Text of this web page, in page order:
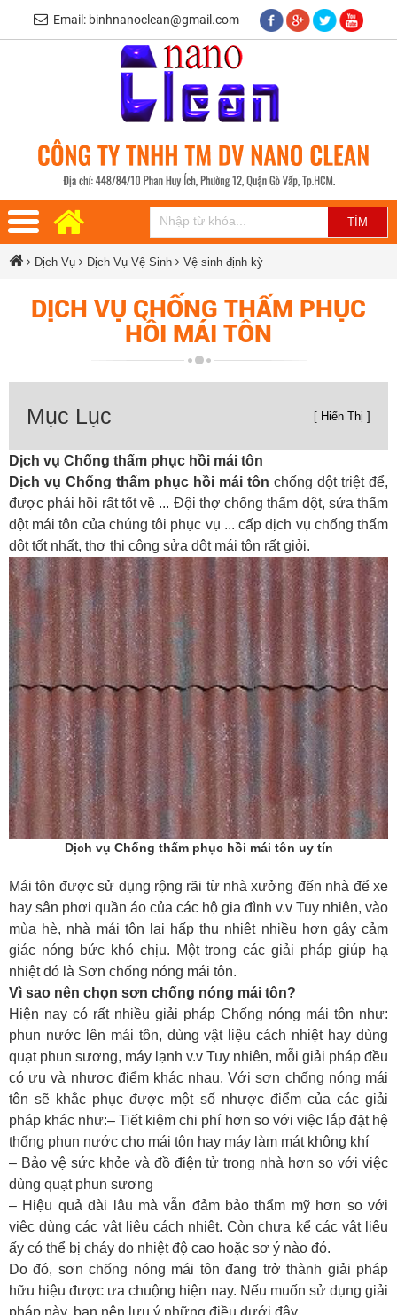
Email: binhnanoclean@gmail.com
Dịch Vụ Dịch Vụ Vệ Sinh Vệ sinh định kỳ
DỊCH VỤ CHỐNG THẤM PHỤC
HỒI MÁI TÔN
Mục Lục [ Hiển Thị ]
Dịch vụ Chống thấm phục hồi mái tôn
Dịch vụ Chống thấm phục hồi mái tôn chống dột triệt để,
được phải hồi rất tốt về ... Đội thợ chống thấm dột, sửa thấm
dột mái tôn của chúng tôi phục vụ ... cấp dịch vụ chống thấm
dột tốt nhất, thợ thi công sửa dột mái tôn rất giỏi.
Dịch vụ Chống thấm phục hồi mái tôn uy tín
Mái tôn được sử dụng rộng rãi từ nhà xưởng đến nhà để xe
hay sân phơi quần áo của các hộ gia đình v.v Tuy nhiên, vào
mùa hè, nhà mái tôn lại hấp thụ nhiệt nhiều hơn gây cảm
giác nóng bức khó chịu. Một trong các giải pháp giúp hạ
nhiệt đó là Sơn chống nóng mái tôn.
Vì sao nên chọn sơn chống nóng mái tôn?
Hiện nay có rất nhiều giải pháp Chống nóng mái tôn như:
phun nước lên mái tôn, dùng vật liệu cách nhiệt hay dùng
quạt phun sương, máy lạnh v.v Tuy nhiên, mỗi giải pháp đều
có ưu và nhược điểm khác nhau. Với sơn chống nóng mái
tôn sẽ khắc phục được một số nhược điểm của các giải
pháp khác như:– Tiết kiệm chi phí hơn so với việc lắp đặt hệ
thống phun nước cho mái tôn hay máy làm mát không khí
– Bảo vệ sức khỏe và đồ điện tử trong nhà hơn so với việc
dùng quạt phun sương
– Hiệu quả dài lâu mà vẫn đảm bảo thẩm mỹ hơn so với
việc dùng các vật liệu cách nhiệt. Còn chưa kể các vật liệu
ấy có thể bị cháy do nhiệt độ cao hoặc sơ ý nào đó.
Do đó, sơn chống nóng mái tôn đang trở thành giải pháp
hữu hiệu được ưa chuộng hiện nay. Nếu muốn sử dụng giải
pháp này, bạn nên lưu ý những điều dưới đây.